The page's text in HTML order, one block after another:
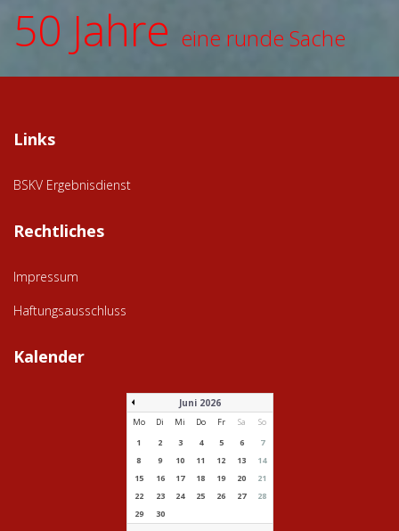
50 Jahre eine runde Sache
Links
BSKV Ergebnisdienst
Rechtliches
Impressum
Haftungsausschluss
Kalender
Juni 2026
Mo Di Mi Do Fr Sa
So
1
2 3 4 5 6
7
8
9 10 11 12 13
14
15
16 17 18 19 20
21
22
23 24 25 26 27
28
29
30